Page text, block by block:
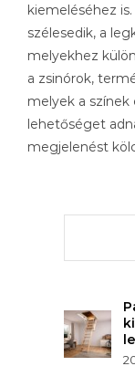
kiemeléséhez
szélesedik, a
melyekhez
a zsinórok,
melyek a
lehetőséget
megjelenést